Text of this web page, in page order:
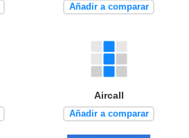
Añadir a comparar
Aircall
Añadir a comparar